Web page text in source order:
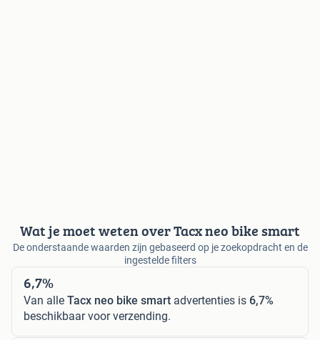
Wat je moet weten over Tacx neo bike smart
De onderstaande waarden zijn gebaseerd op je zoekopdracht en de
ingestelde filters
6,7%
Van alle Tacx neo bike smart advertenties is 6,7%
beschikbaar voor verzending.